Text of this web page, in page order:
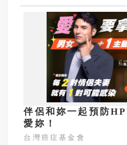
伴侶和妳一起預防
愛妳！
台灣癌症基金會